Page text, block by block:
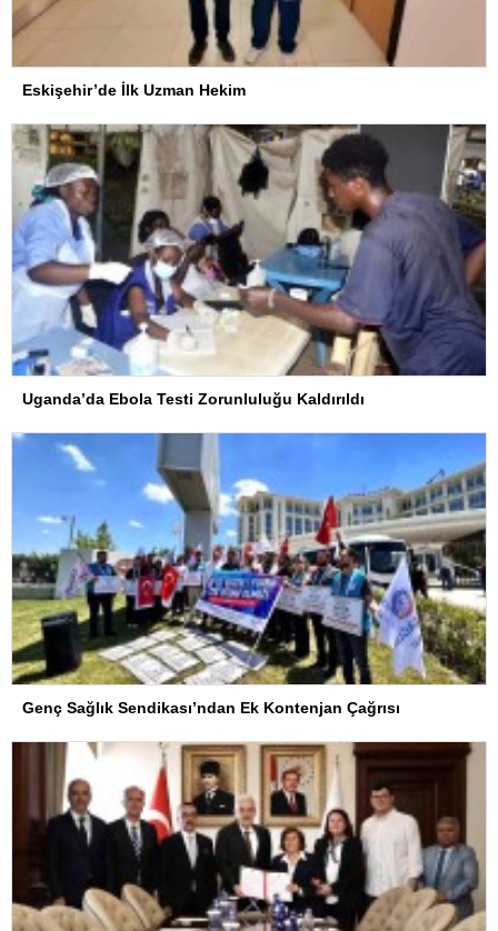
Eskişehir’de İlk Uzman Hekim
Uganda’da Ebola Testi Zorunluluğu Kaldırıldı
Genç Sağlık Sendikası’ndan Ek Kontenjan Çağrısı